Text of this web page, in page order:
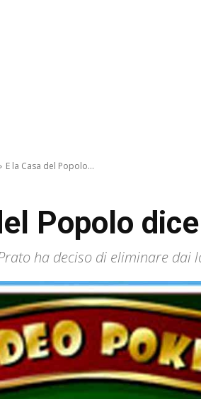
E la Casa del Popolo...
Popolo
ha deciso di eliminare